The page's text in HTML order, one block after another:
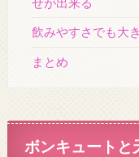
飲みやすさでも大
まとめ
ボンキュートと